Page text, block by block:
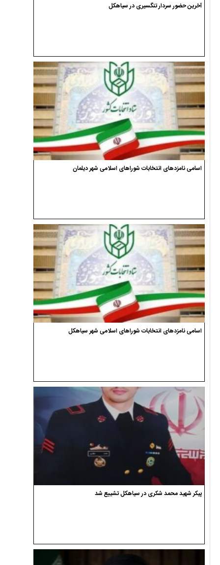
آخرین حضور سردار تنگسیری در سیاهکل
اسامی نامزدهای انتخابات شوراهای اسلامی شهر دیلمان
اسامی نامزدهای انتخابات شوراهای اسلامی شهر سیاهکل
پیکر شهید محمد شکری در سیاهکل تشییع شد